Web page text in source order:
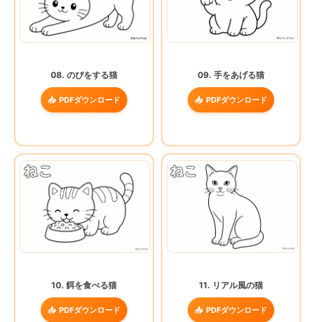
08. のびをする猫
PDFダウンロード
09. 手をあげる猫
PDFダウンロード
10. 餌を食べる猫
PDFダウンロード
11. リアル風の猫
PDFダウンロード